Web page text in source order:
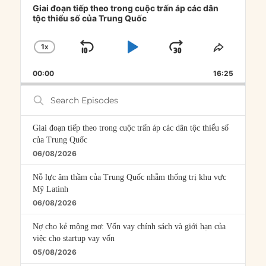
Player
Giai đoạn tiếp theo trong cuộc trấn áp các dân
tộc thiểu số của Trung Quốc
CHANGE
RATE
1X
SKIP
PLAYJUMP
FORWARD
SHARE
00:00 16:25
Search
Episodes
Giai đoạn tiếp theo trong cuộc trấn áp các dân tộc thiểu số
của Trung Quốc
06/08/2026
Nỗ lực âm thầm của Trung Quốc nhằm thống trị khu vực
Mỹ Latinh
06/08/2026
Nợ cho kẻ mộng mơ: Vốn vay chính sách và giới hạn của
việc cho startup vay vốn
05/08/2026